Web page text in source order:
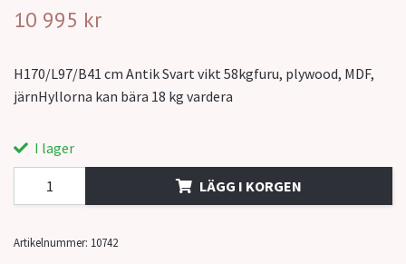
10 995 kr
H170/L97/B41 cm Antik Svart vikt 58kgfuru, plywood, MDF,
järnHyllorna kan bära 18 kg vardera
I lager
LÄGG I KORGEN
Artikelnummer: 10742